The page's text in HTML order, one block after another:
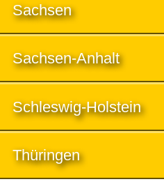
Sachsen
Sachsen-Anhalt
Schleswig-Holstein
Thüringen